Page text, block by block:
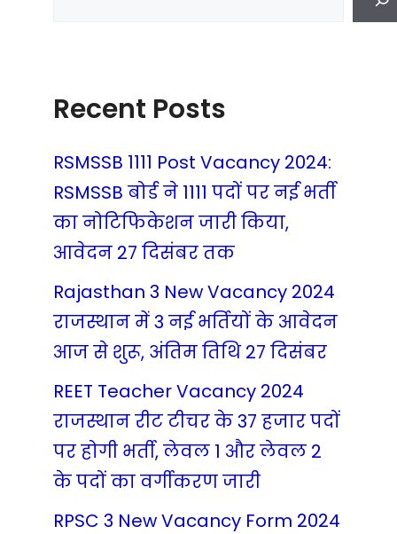
Recent Posts
RSMSSB 1111 Post Vacancy 2024:
RSMSSB बोर्ड ने 1111 पदों पर नई भर्ती
का नोटिफिकेशन जारी किया,
आवेदन 27 दिसंबर तक
Rajasthan 3 New Vacancy 2024
राजस्थान में 3 नई भर्तियों के आवेदन
आज से शुरू, अंतिम तिथि 27 दिसंबर
REET Teacher Vacancy 2024
राजस्थान रीट टीचर के 37 हजार पदों
पर होगी भर्ती, लेवल 1 और लेवल 2
के पदों का वर्गीकरण जारी
RPSC 3 New Vacancy Form 2024